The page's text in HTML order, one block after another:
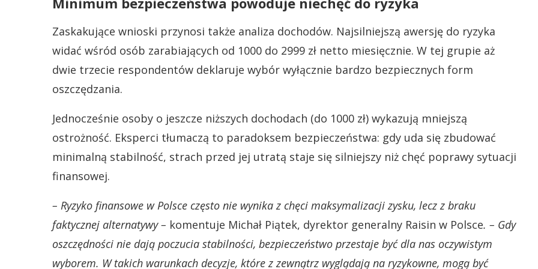
Zaskakujące wnioski przynosi także analiza dochodów. Najsilniejszą awersję do ryzyka
widać wśród osób zarabiających od 1000 do 2999 zł netto miesięcznie. W tej grupie aż
dwie trzecie respondentów deklaruje wybór wyłącznie bardzo bezpiecznych form
oszczędzania.
Jednocześnie osoby o jeszcze niższych dochodach (do 1000 zł) wykazują mniejszą
ostrożność. Eksperci tłumaczą to paradoksem bezpieczeństwa: gdy uda się zbudować
minimalną stabilność, strach przed jej utratą staje się silniejszy niż chęć poprawy sytuacji
finansowej.
– Ryzyko finansowe w Polsce często nie wynika z chęci maksymalizacji zysku, lecz z braku
faktycznej alternatywy – komentuje Michał Piątek, dyrektor generalny Raisin w Polsce. – Gdy
oszczędności nie dają poczucia stabilności, bezpieczeństwo przestaje być dla nas oczywistym
wyborem. W takich warunkach decyzje, które z zewnątrz wyglądają na ryzykowne, mogą być